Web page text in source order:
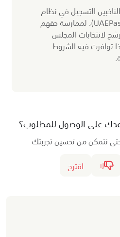
التسجيل في نظام
الهوية الرقمية (UAEPass)، لممارسة حقهم
لانتخابات المجلس
توافرت فيه الشروط
على الوصول للمطلوب؟
نتمكن من تحسين تجربتك
لا اقترح